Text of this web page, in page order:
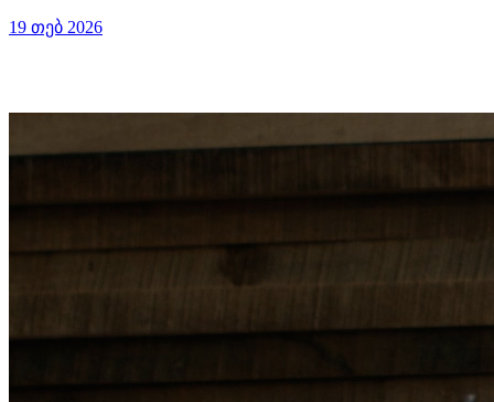
19 თებ 2026